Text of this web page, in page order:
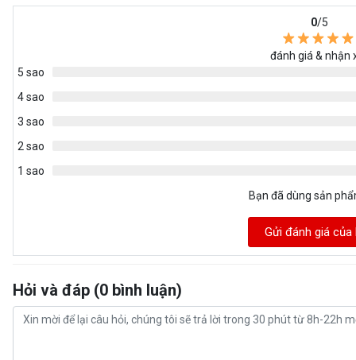
0/5
đánh giá & nhận
5 sao
4 sao
3 sao
2 sao
1 sao
Bạn đã dùng sản
Gửi đánh giá của
Hỏi và đáp (0 bình luận)